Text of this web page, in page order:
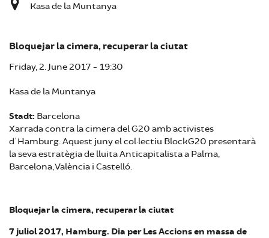
Kasa de la Muntanya
Bloquejar la cimera, recuperar la ciutat
Friday, 2. June 2017 - 19:30
Kasa de la Muntanya
Stadt: Barcelona
Xarrada contra la cimera del G20 amb activistes
d'Hamburg. Aquest juny el col·lectiu BlockG20 presentarà
la seva estratègia de lluita Anticapitalista a Palma,
Barcelona, València i Castelló.
Bloquejar la cimera, recuperar la ciutat
7 juliol 2017, Hamburg. Dia per Les Accions en massa de